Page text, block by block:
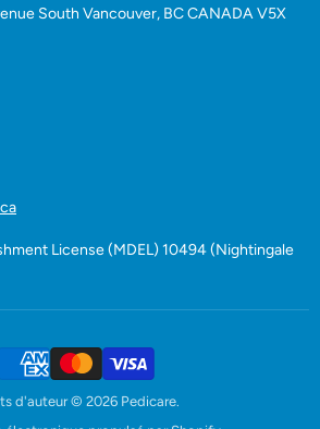
South Vancouver, BC CANADA V5X
License (MDEL) 10494 (Nightingale
d'auteur © 2026 Pedicare.